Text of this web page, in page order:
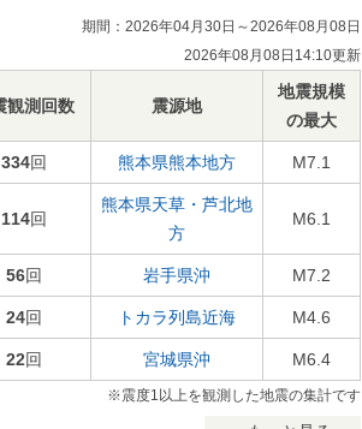
期間：2026年04月30日～2026年08月08日
2026年08月08日14:10更新
観測回数 震源地
地震規模
の最大
334回 熊本県熊本地方 M7.1
114回
熊本県天草・芦北地
方
M6.1
56回 岩手県沖 M7.2
24回 トカラ列島近海 M4.6
22回 宮城県沖 M6.4
※震度1以上を観測した地震の集計です